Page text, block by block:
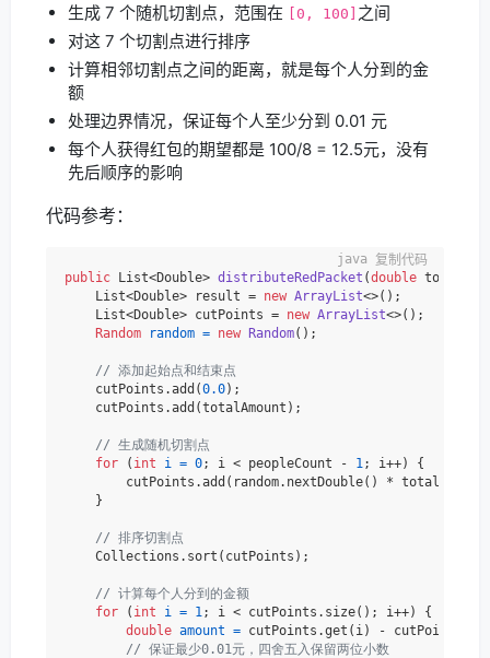
生成 7 个随机切割点，范围在 [0, 100] 之间
对这 7 个切割点进行排序
计算相邻切割点之间的距离，就是每个人分到的金
额
处理边界情况，保证每个人至少分到 0.01 元
每个人获得红包的期望都是 100/8 = 12.5元，没有
先后顺序的影响
代码参考：
public List<Double> distributeRedPacket (double
    List<Double> result =
new ArrayList<>();
    List<Double> cutPoints =
new ArrayList<>();
Random
random = new Random();
// 添加起始点和结束点
    cutPoints.add(
0.0);
    cutPoints.add(totalAmount);
// 生成随机切割点
for ( int i = 0; i < peopleCount - 1 ; i++) {
cutPoints.add(random.nextDouble() *
    }
// 排序切割点
    Collections.sort(cutPoints);
// 计算每个人分到的金额
for ( int i = 1 ; i < cutPoints.size(); i++) {
double amount = cutPoints.get(i) -
// 保证最少0.01元，四舍五入保留两位小数
复制代码